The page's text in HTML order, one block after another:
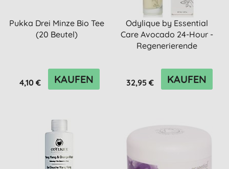
Pukka Drei Minze Bio Tee
(20 Beutel)
4,10 € KAUFEN
Odylique by Essential
Care Avocado 24-Hour -
Regenerierende
32,95 € KAUFEN